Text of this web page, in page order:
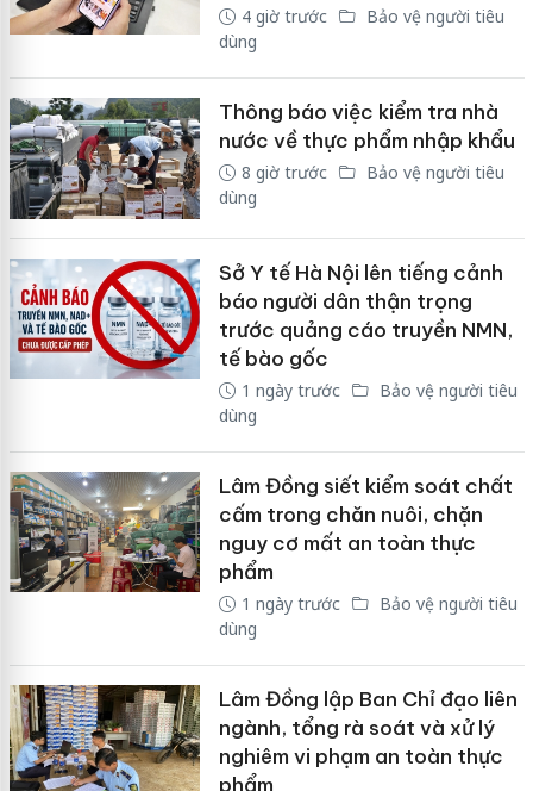
4 giờ trước
Bảo vệ người tiêu
dùng
Thông báo việc kiểm tra nhà
nước về thực phẩm nhập khẩu
8 giờ trước
Bảo vệ người tiêu
dùng
Sở Y tế Hà Nội lên tiếng cảnh
báo người dân thận trọng
trước quảng cáo truyền NMN,
tế bào gốc
1 ngày trước
Bảo vệ người tiêu
dùng
Lâm Đồng siết kiểm soát chất
cấm trong chăn nuôi, chặn
nguy cơ mất an toàn thực
phẩm
1 ngày trước
Bảo vệ người tiêu
dùng
Lâm Đồng lập Ban Chỉ đạo liên
ngành, tổng rà soát và xử lý
nghiêm vi phạm an toàn thực
phẩm